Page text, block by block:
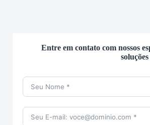
Entre em contato com nossos